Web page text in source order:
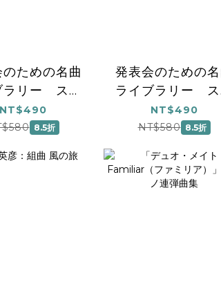
ための名曲
ラリー スタ
リ曲集[初級]
2
NT$490
8.5折
発表会のための
ライブラリー ス
ジオジブリ曲集[初
1
NT$490
NT$580 8.5折